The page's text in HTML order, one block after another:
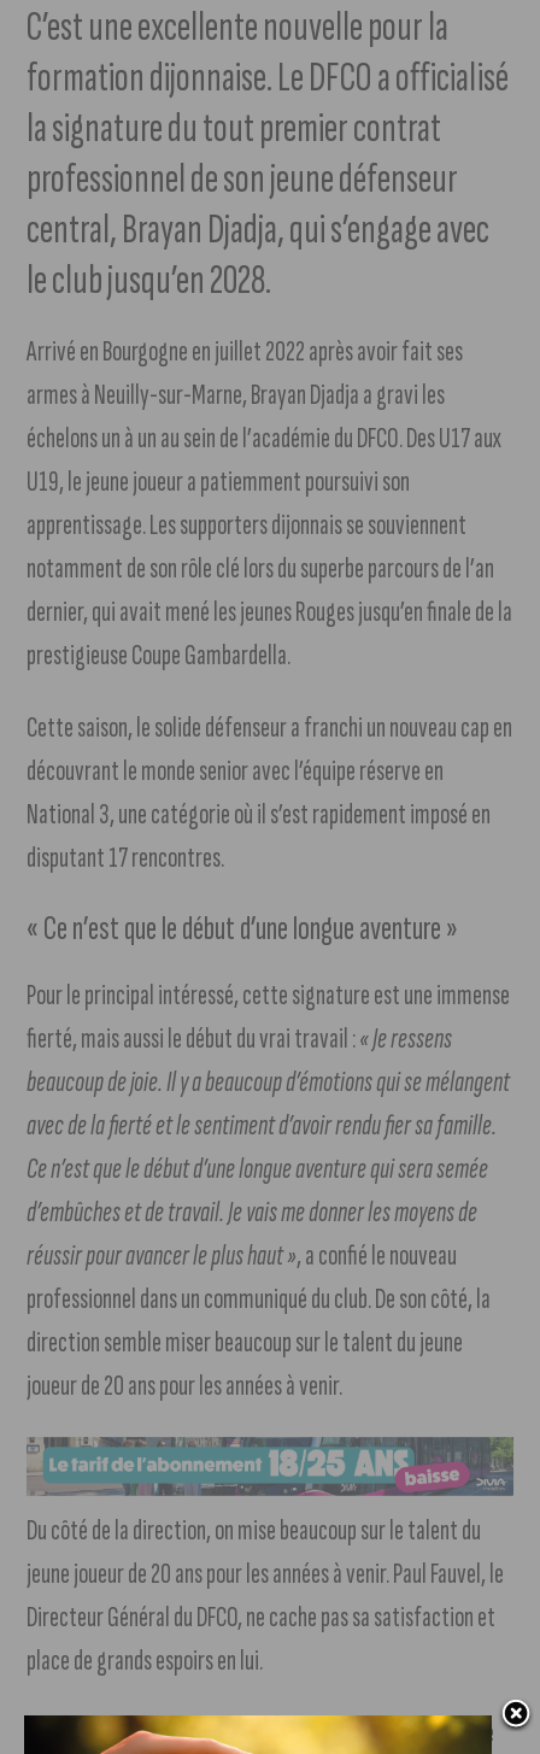
C’est une excellente nouvelle pour la
formation dijonnaise. Le DFCO a officialisé
la signature du tout premier contrat
professionnel de son jeune défenseur
central, Brayan Djadja, qui s’engage avec
le club jusqu’en 2028.
Arrivé en Bourgogne en juillet 2022 après avoir fait ses
armes à Neuilly-sur-Marne, Brayan Djadja a gravi les
échelons un à un au sein de l’académie du DFCO. Des U17 aux
U19, le jeune joueur a patiemment poursuivi son
apprentissage. Les supporters dijonnais se souviennent
notamment de son rôle clé lors du superbe parcours de l’an
dernier, qui avait mené les jeunes Rouges jusqu’en finale de la
prestigieuse Coupe Gambardella.
Cette saison, le solide défenseur a franchi un nouveau cap en
découvrant le monde senior avec l’équipe réserve en
National 3, une catégorie où il s’est rapidement imposé en
disputant 17 rencontres.
« Ce n’est que le début d’une longue aventure »
Pour le principal intéressé, cette signature est une immense
fierté, mais aussi le début du vrai travail :« Je ressens
beaucoup de joie. Il y a beaucoup d’émotions qui se mélangent
avec de la fierté et le sentiment d’avoir rendu fier sa famille.
Ce n’est que le début d’une longue aventure qui sera semée
d’embûches et de travail. Je vais me donner les moyens de
réussir pour avancer le plus haut », a confié le nouveau
professionnel dans un communiqué du club. De son côté, la
direction semble miser beaucoup sur le talent du jeune
joueur de 20 ans pour les années à venir.
Du côté de la direction, on mise beaucoup sur le talent du
jeune joueur de 20 ans pour les années à venir. Paul Fauvel, le
Directeur Général du DFCO, ne cache pas sa satisfaction et
place de grands espoirs en lui.
Avec ce contrat jusqu’en 2028, le DFCO sécurise l’avenir de